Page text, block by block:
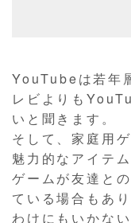
YouTubeは若年
レビよりも
いと聞きます。
そして、家庭用
魅力的なアイテム
ゲームが友達と
ている場合もあ
わけにもいかな